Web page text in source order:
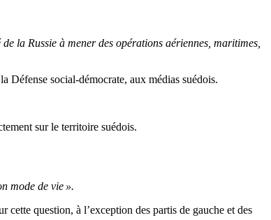
la Russie à mener des opérations aériennes, maritimes,
Défense social-démocrate, aux médias suédois.
sur le territoire suédois.
mode de vie ».
cette question, à l’exception des partis de gauche et des